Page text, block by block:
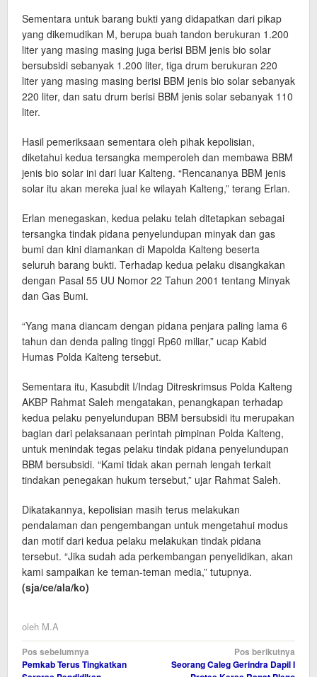
Sementara untuk barang bukti yang didapatkan dari pikap
yang dikemudikan M, berupa buah tandon berukuran 1.200
liter yang masing masing juga berisi BBM jenis bio solar
bersubsidi sebanyak 1.200 liter, tiga drum berukuran 220
liter yang masing masing berisi BBM jenis bio solar sebanyak
220 liter, dan satu drum berisi BBM jenis solar sebanyak 110
liter.
Hasil pemeriksaan sementara oleh pihak kepolisian,
diketahui kedua tersangka memperoleh dan membawa BBM
jenis bio solar ini dari luar Kalteng. “Rencananya BBM jenis
solar itu akan mereka jual ke wilayah Kalteng,” terang Erlan.
Erlan menegaskan, kedua pelaku telah ditetapkan sebagai
tersangka tindak pidana penyelundupan minyak dan gas
bumi dan kini diamankan di Mapolda Kalteng beserta
seluruh barang bukti. Terhadap kedua pelaku disangkakan
dengan Pasal 55 UU Nomor 22 Tahun 2001 tentang Minyak
dan Gas Bumi.
“Yang mana diancam dengan pidana penjara paling lama 6
tahun dan denda paling tinggi Rp60 miliar,” ucap Kabid
Humas Polda Kalteng tersebut.
Sementara itu, Kasubdit I/Indag Ditreskrimsus Polda Kalteng
AKBP Rahmat Saleh mengatakan, penangkapan terhadap
kedua pelaku penyelundupan BBM bersubsidi itu merupakan
bagian dari pelaksanaan perintah pimpinan Polda Kalteng,
untuk menindak tegas pelaku tindak pidana penyelundupan
BBM bersubsidi. “Kami tidak akan pernah lengah terkait
tindakan penegakan hukum tersebut,” ujar Rahmat Saleh.
Dikatakannya, kepolisian masih terus melakukan
pendalaman dan pengembangan untuk mengetahui modus
dan motif dari kedua pelaku melakukan tindak pidana
tersebut. “Jika sudah ada perkembangan penyelidikan, akan
kami sampaikan ke teman-teman media,” tutupnya.
(sja/ce/ala/ko)
oleh M.A
Navigasi
pos
Pos sebelumnya
Pemkab Terus Tingkatkan
Pos berikutnya
Seorang Caleg Gerindra Dapil I